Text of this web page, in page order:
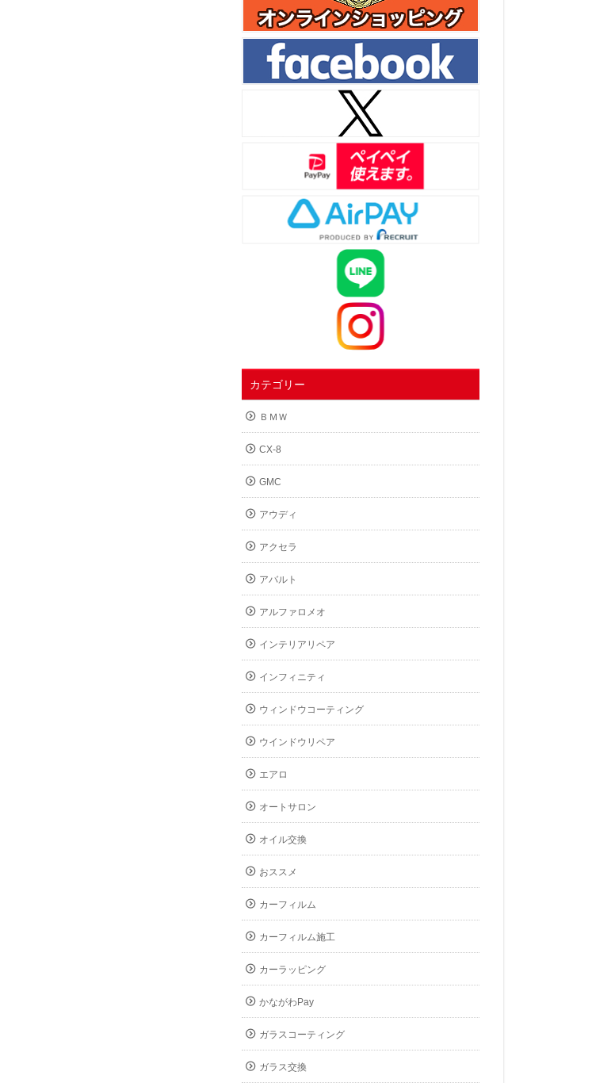
カテゴリー
ＢＭＷ
CX-8
GMC
アウディ
アクセラ
アバルト
アルファロメオ
インテリアリペア
インフィニティ
ウィンドウコーティング
ウインドウリペア
エアロ
オートサロン
オイル交換
おススメ
カーフィルム
カーフィルム施工
カーラッピング
かながわPay
ガラスコーティング
ガラス交換